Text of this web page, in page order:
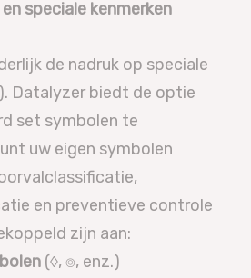
speciale kenmerken
de nadruk op speciale
Datalyzer biedt de optie
set symbolen te
uw eigen symbolen
en preventieve controle
zijn aan:
(◊, ⌾, enz.)